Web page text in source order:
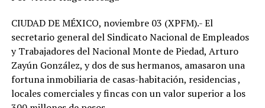
CIUDAD DE MÉXICO, noviembre 03 (XPFM).- El
secretario general del Sindicato Nacional de Empleados
y Trabajadores del Nacional Monte de Piedad, Arturo
Zayún González, y dos de sus hermanos, amasaron una
fortuna inmobiliaria de casas-habitación, residencias ,
locales comerciales y fincas con un valor superior a los